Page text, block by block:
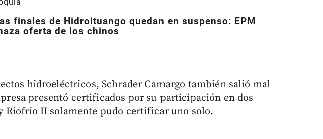
finales de Hidroituango quedan en suspenso: EPM
oferta de los chinos
hidroeléctricos, Schrader Camargo también salió mal
presentó certificados por su participación en dos
Riofrío II solamente pudo certificar uno solo.